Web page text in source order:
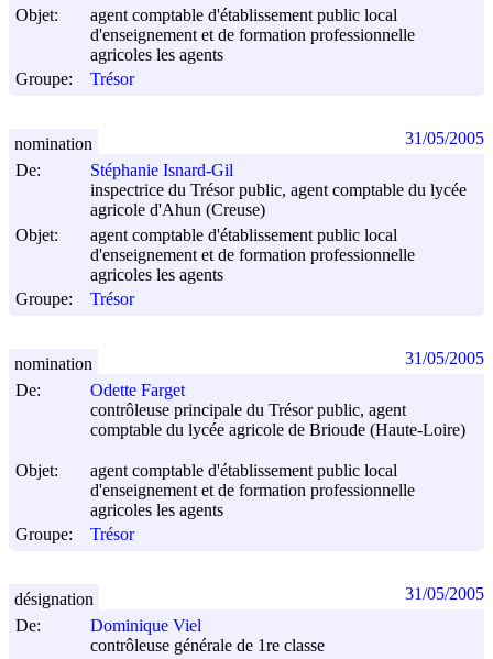
Objet:
agent comptable d'établissement public local
d'enseignement et de formation professionnelle
agricoles les agents
Groupe:
Trésor
De:
Stéphanie Isnard-Gil
inspectrice du Trésor public, agent comptable du lycée
agricole d'Ahun (Creuse)
Objet:
agent comptable d'établissement public local
d'enseignement et de formation professionnelle
agricoles les agents
Groupe:
Trésor
nomination 31/05/2005
De:
Odette Farget
contrôleuse principale du Trésor public, agent
comptable du lycée agricole de Brioude (Haute-Loire)
Objet:
agent comptable d'établissement public local
d'enseignement et de formation professionnelle
agricoles les agents
Groupe:
Trésor
nomination 31/05/2005
De:
Dominique Viel
contrôleuse générale de 1re classe
désignation 31/05/2005